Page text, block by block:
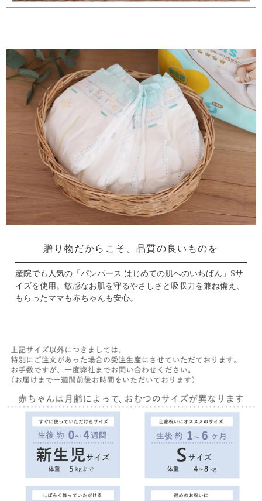
贈り物だからこそ、品質の良いものを
産院でも人気の「パンパース はじめての肌へのいちばん」Sサ
イズを使用。 敏感なお肌を守るやさしさと吸収力を兼ね備え、
もらったママも赤ちゃんも安心。